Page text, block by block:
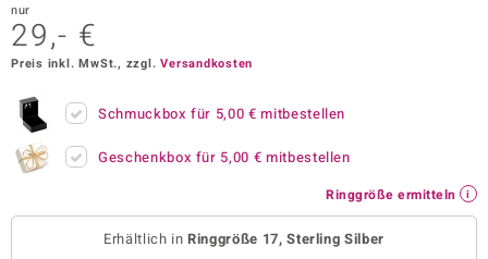
Paraíso
nur
29,- €
Preis inkl. MwSt., zzgl.Versandkosten
Schmuckbox für 5,00 € mitbestellen
Geschenkbox für 5,00 € mitbestellen
Ringgröße ermitteln
Erhältlich inRinggröße 17, Sterling Silber